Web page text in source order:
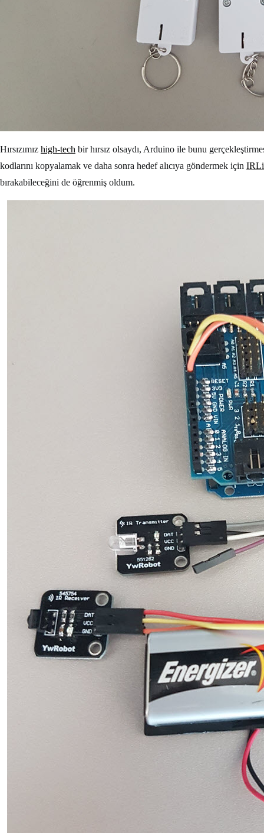
Hırsızımız high-tech bir hırsız olsaydı, Arduino ile bunu
kodlarını kopyalamak ve daha sonra hedef alıcıya göndermek için
bırakabileceğini de öğrenmiş oldum.